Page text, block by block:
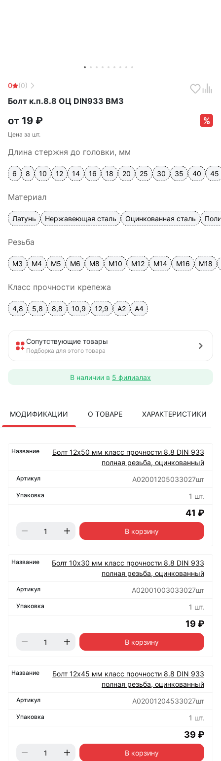
0 (0)
Болт к.п.8.8 ОЦ DIN933 ВМЗ
от 19 ₽
Цена за шт.
Длина стержня до головки, мм
6 8 10 12 14 16 18 20 25 30 35 40 45
Материал
Латунь Нержавеющая сталь Оцинкованная сталь
Резьба
М3 М4 М5 М6 М8 М10 М12 М14 М16 М18
Класс прочности крепежа
4,8 5,8 8,8 10,9 12,9 A2 А4
Сопутствующие товары
Подборка для этого товара
В наличии в 5 филиалах
МОДИФИКАЦИИ О ТОВАРЕ ХАРАКТЕРИСТИКИ
Болт 12х50 мм класс прочности 8.8 DIN 933
полная резьба, оцинкованный
А02001205033027шт
1 шт.
41 ₽
В корзину
Болт 10х30 мм класс прочности 8.8 DIN 933
полная резьба, оцинкованный
А02001003033027шт
1 шт.
19 ₽
В корзину
Болт 12х45 мм класс прочности 8.8 DIN 933
полная резьба, оцинкованный
А02001204533027шт
1 шт.
39 ₽
В корзину